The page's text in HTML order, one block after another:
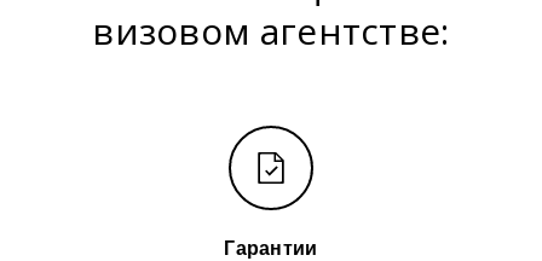
визовом агентстве:
Гарантии